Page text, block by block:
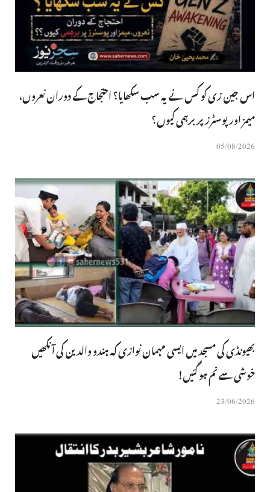
اس جین زی کو کس نے یہ سب سکھایا؟ احتجاج کے دوران نعروں،
میمز اور پوسٹرز پر برہمی کیوں؟
05/08/2026
بھیونڈی کی مسجد میں ایسی مہمان نوازی کہ ہندو والدین کی آنکھیں
خوشی سے نم ہو گئیں!
23/06/2026